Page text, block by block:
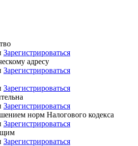
Зарегистрироваться
адресу
Зарегистрироваться
Зарегистрироваться
Зарегистрироваться
норм Налогового кодекса
Зарегистрироваться
Зарегистрироваться